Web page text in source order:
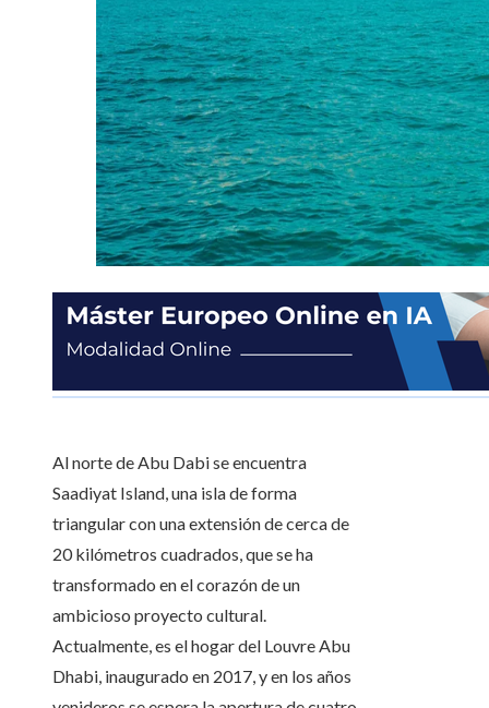
Al norte de Abu Dabi se encuentra
Saadiyat Island, una isla de forma
triangular con una extensión de cerca de
20 kilómetros cuadrados, que se ha
transformado en el corazón de un
ambicioso proyecto cultural.
Actualmente, es el hogar del Louvre Abu
Dhabi, inaugurado en 2017, y en los años